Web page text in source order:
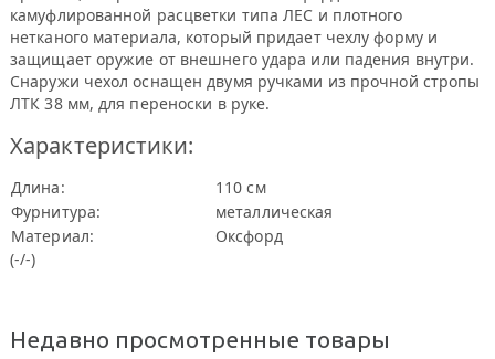
камуфлированной расцветки типа ЛЕС и плотного
нетканого материала, который придает чехлу форму и
защищает оружие от внешнего удара или падения внутри.
Снаружи чехол оснащен двумя ручками из прочной стропы
ЛТК 38 мм, для переноски в руке.
Характеристики:
Длина:
110 см
Фурнитура:
металлическая
Материал:
Оксфорд
(-/-)
Недавно просмотренные товары